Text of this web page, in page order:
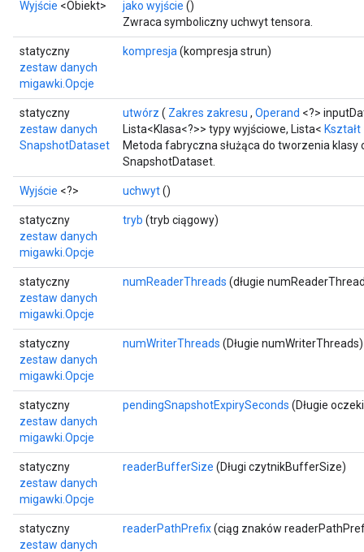
Wyjście <Obiekt> jako wyjście ()
Zwraca symboliczny uchwyt tensora.
statyczny
zestaw danych
migawki.Opcje
kompresja (kompresja strun)
statyczny
zestaw danych
SnapshotDataset
utwórz ( Zakres zakresu , Operand <?>
Lista<Klasa<?>> typy wyjściowe, Lista< Kształt
Metoda fabryczna służąca do tworzenia
SnapshotDataset.
Wyjście <?> uchwyt()
statyczny
zestaw danych
migawki.Opcje
tryb (tryb ciągowy)
statyczny
zestaw danych
migawki.Opcje
numReaderThreads (długie
statyczny
zestaw danych
migawki.Opcje
numWriterThreads (Długie numWriterThreads)
statyczny
zestaw danych
migawki.Opcje
pendingSnapshotExpirySeconds (Długie
statyczny
zestaw danych
migawki.Opcje
readerBufferSize (Długi czytnikBufferSize)
statyczny
zestaw danych
readerPathPrefix(ciąg znaków